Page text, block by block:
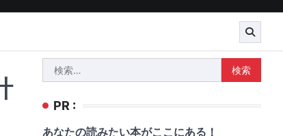
索:
PR :
あなたの読みたい本がここにある！